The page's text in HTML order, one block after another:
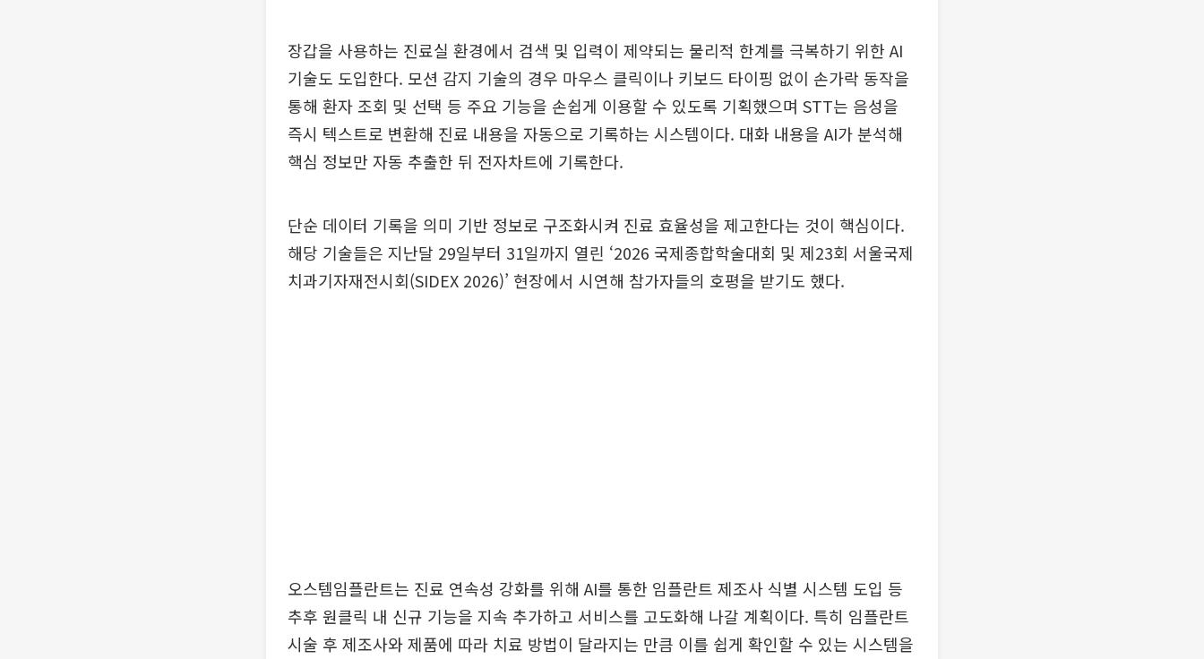
장갑을 사용하는 진료실 환경에서 검색 및 입력이 제약되는 물리적 한계를 극복하기 위한 AI
기술도 도입한다. 모션 감지 기술의 경우 마우스 클릭이나 키보드 타이핑 없이 손가락 동작을
통해 환자 조회 및 선택 등 주요 기능을 손쉽게 이용할 수 있도록 기획했으며 STT는 음성을
즉시 텍스트로 변환해 진료 내용을 자동으로 기록하는 시스템이다. 대화 내용을 AI가 분석해
핵심 정보만 자동 추출한 뒤 전자차트에 기록한다.
단순 데이터 기록을 의미 기반 정보로 구조화시켜 진료 효율성을 제고한다는 것이 핵심이다.
해당 기술들은 지난달 29일부터 31일까지 열린 ‘2026 국제종합학술대회 및 제23회 서울국제
치과기자재전시회(SIDEX 2026)’ 현장에서 시연해 참가자들의 호평을 받기도 했다.
오스템임플란트는 진료 연속성 강화를 위해 AI를 통한 임플란트 제조사 식별 시스템 도입 등
추후 원클릭 내 신규 기능을 지속 추가하고 서비스를 고도화해 나갈 계획이다. 특히 임플란트
시술 후 제조사와 제품에 따라 치료 방법이 달라지는 만큼 이를 쉽게 확인할 수 있는 시스템을